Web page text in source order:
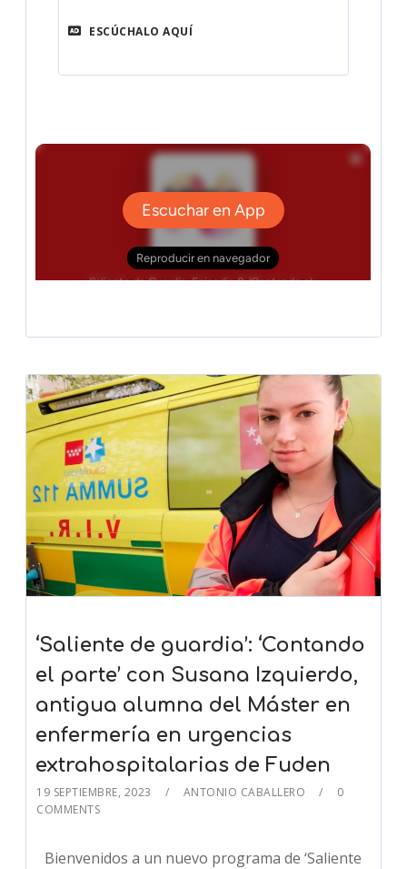
ESCÚCHALO AQUÍ
‘Saliente de guardia’: ‘Contando
el parte’ con Susana Izquierdo,
antigua alumna del Máster en
enfermería en urgencias
extrahospitalarias de Fuden
19 SEPTIEMBRE, 2023 ANTONIO CABALLERO
0
COMMENTS
Bienvenidos a un nuevo programa de ‘Saliente